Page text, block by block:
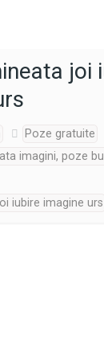
joi
Poze gratuite
imagini, poze
iubire imagine urs